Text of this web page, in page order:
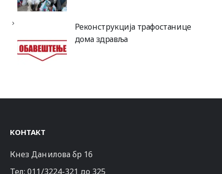
Реконструкција трафостанице
дома здравља
КОНТАКТ
Кнез Данилова бр 16
Тел:011/3224-321 до 325